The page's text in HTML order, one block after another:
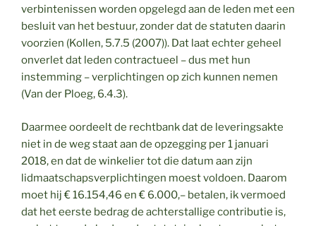
verbintenissen worden opgelegd aan de leden met een
besluit van het bestuur, zonder dat de statuten daarin
voorzien (Kollen, 5.7.5 (2007)). Dat laat echter geheel
onverlet dat leden contractueel – dus met hun
instemming – verplichtingen op zich kunnen nemen
(Van der Ploeg, 6.4.3).
Daarmee oordeelt de rechtbank dat de leveringsakte
niet in de weg staat aan de opzegging per 1 januari
2018, en dat de winkelier tot die datum aan zijn
lidmaatschapsverplichtingen moest voldoen. Daarom
moet hij € 16.154,46 en € 6.000,– betalen, ik vermoed
dat het eerste bedrag de achterstallige contributie is,